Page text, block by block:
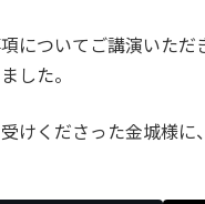
についてご講演いた
した。
けくださった金城様に